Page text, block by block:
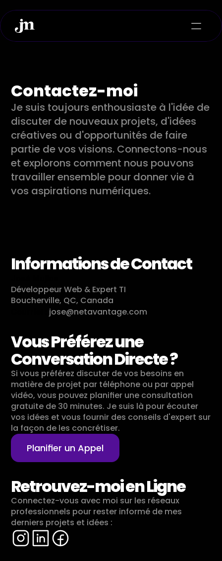
Projets
Contact
Contactez-moi
Je suis toujours enthousiaste à l'idée de
discuter de nouveaux projets, d'idées
créatives ou d'opportunités de faire
partie de vos visions. Connectons-nous
et explorons comment nous pouvons
travailler ensemble pour donner vie à
vos aspirations numériques.
Informations de Contact
Développeur Web & Expert TI
Boucherville, QC, Canada
jose@netavantage.com
Vous Préférez une
Conversation Directe ?
Si vous préférez discuter de vos besoins en
matière de projet par téléphone ou par appel
vidéo, vous pouvez planifier une consultation
gratuite de 30 minutes. Je suis là pour écouter
vos idées et vous fournir des conseils d'expert sur
la façon de les concrétiser.
Planifier un Appel
Retrouvez-moi en Ligne
Connectez-vous avec moi sur les réseaux
professionnels pour rester informé de mes
derniers projets et idées :